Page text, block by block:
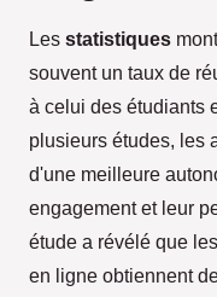
Les statistiques
souvent un taux de
à celui des étudiants
plusieurs études, les
d'une meilleure
engagement et leur
étude a révélé que
en ligne obtiennent